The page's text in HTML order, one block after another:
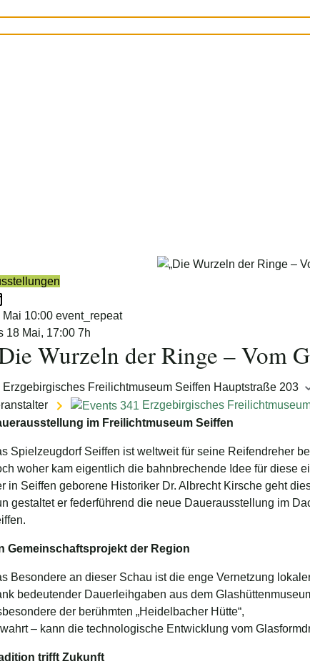
Mai 10:00 event_repeat
18 Mai, 17:00 7h
Wurzeln der Ringe – Vom
Erzgebirgisches Freilichtmuseum Seiffen Hauptstraße 203
Erzgebirgisches
im Freilichtmuseum Seiffen
Spielzeugdorf Seiffen ist weltweit für seine Reifendreher
woher kam eigentlich die bahnbrechende Idee für diese
in Seiffen geborene Historiker Dr. Albrecht Kirsche geht
gestaltet er federführend die neue Dauerausstellung im
Gemeinschaftsprojekt der Region
Besondere an dieser Schau ist die enge Vernetzung
bedeutender Dauerleihgaben aus dem
der berühmten „Heidelbacher Hütte“,
– kann die technologische Entwicklung vom
trifft Zukunft